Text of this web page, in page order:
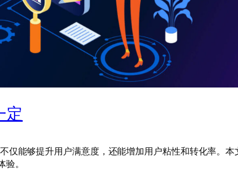
定
能够提升用户满意度，还能增加用户粘性和转化率。
。